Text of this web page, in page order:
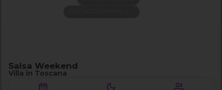
Salsa Weekend
Villa in Toscana